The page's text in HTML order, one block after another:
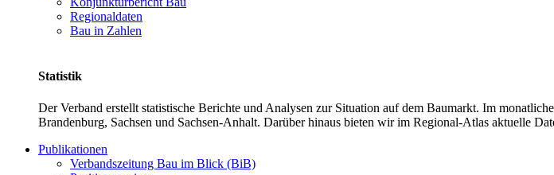
Regionaldaten
Bau in Zahlen
Statistik
Der Verband erstellt statistische Berichte und Analysen zur Situation auf dem Baumarkt. Im
Brandenburg, Sachsen und Sachsen-Anhalt. Darüber hinaus bieten wir im Regional-Atlas aktuelle
Publikationen
Verbandszeitung Bau im Blick (BiB)